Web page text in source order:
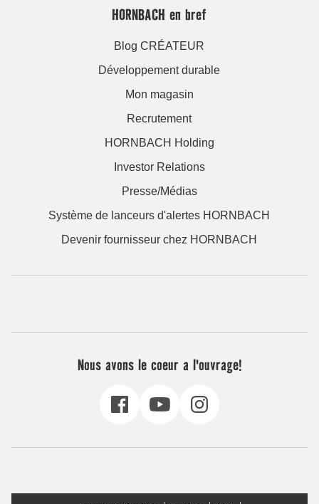
HORNBACH en bref
Blog CRÉATEUR
Développement durable
Mon magasin
Recrutement
HORNBACH Holding
Investor Relations
Presse/Médias
Système de lanceurs d'alertes HORNBACH
Devenir fournisseur chez HORNBACH
Nous avons le coeur a l'ouvrage!